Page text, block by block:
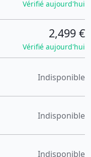
Vérifié aujourd'hui
2,499 €
Vérifié aujourd'hui
Indisponible
Indisponible
Indisponible